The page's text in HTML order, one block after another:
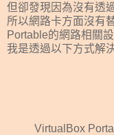
但卻發現 因為沒有透
所以網路卡方面沒有
Portable的網路相關
我是透過以下方式解
VirtualBox